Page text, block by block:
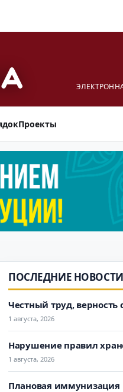
Проекты
ПОСЛЕДНИЕ НОВОСТИ
Честный труд, верность
1 августа, 2026
Нарушение правил
1 августа, 2026
Плановая иммунизация